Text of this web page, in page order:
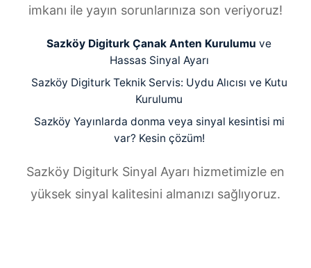
imkanı ile yayın sorunlarınıza son veriyoruz!
Sazköy Digiturk Çanak Anten Kurulumu ve
Hassas Sinyal Ayarı
Sazköy Digiturk Teknik Servis: Uydu Alıcısı ve Kutu
Kurulumu
Sazköy Yayınlarda donma veya sinyal kesintisi mi
var? Kesin çözüm!
Sazköy Digiturk Sinyal Ayarı hizmetimizle en
yüksek sinyal kalitesini almanızı sağlıyoruz.